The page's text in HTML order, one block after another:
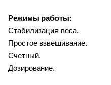
Режимы работы:
Стабилизация веса.
Простое взвешивание.
Счетный.
Дозирование.